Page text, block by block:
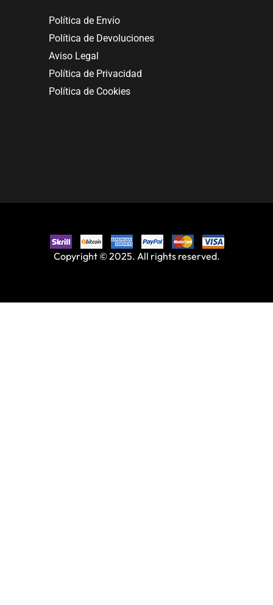
Política de Envío
Política de Devoluciones
Aviso Legal
Política de Privacidad
Política de Cookies
Copyright © 2025. All rights reserved.